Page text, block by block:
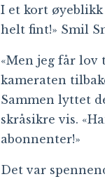
I et kort øyeblikk
helt fint!» Smil
«Men jeg får lov
kameraten
Sammen lyttet
skråsikre vis.
abonnenter!»
Det var